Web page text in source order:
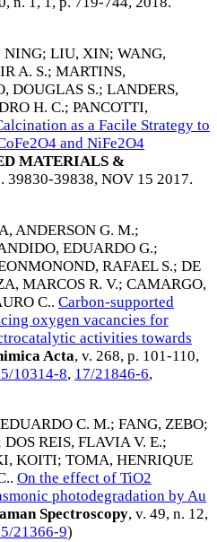
NING; LIU, XIN; WANG,
A. S.; MARTINS,
DOUGLAS S.; LANDERS,
H. C.; PANCOTTI,
as a Facile Strategy to
and NiFe2O4
MATERIALS &
39830-39838, NOV 15 2017.
ANDERSON G. M.;
EDUARDO G.;
RAFAEL S.; DE
MARCOS R. V.; CAMARGO,
C.. Carbon-supported
oxygen vacancies for
activities towards
Acta, v. 268, p. 101-110,
10314-8, 17/21846-6,
C. M.; FANG, ZEBO;
DOS REIS, FLAVIA V. E.;
KOITI; TOMA, HENRIQUE
. On the effect of TiO2
photodegradation by Au
Spectroscopy, v. 49, n. 12,
21366-9)